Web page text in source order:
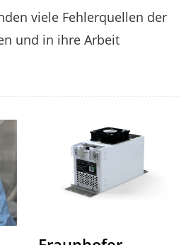
viele Fehlerquellen der
und in ihre Arbeit